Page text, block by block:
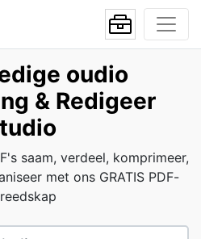
oudio
& Redigeer
saam, verdeel, komprimeer,
met ons GRATIS PDF-